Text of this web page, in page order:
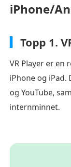
iPhone/
Topp 1.
VR Player er en
iPhone og iPad.
og YouTube,
internminnet.